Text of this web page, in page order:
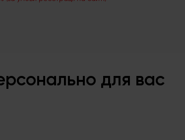
для вас